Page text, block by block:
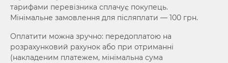
тарифами перевізника сплачує покупець.
Мінімальне замовлення для післяплати — 100 грн.
Оплатити можна зручно: передоплатою на
розрахунковий рахунок або при отриманні
(накладеним платежем, мінімальна сума